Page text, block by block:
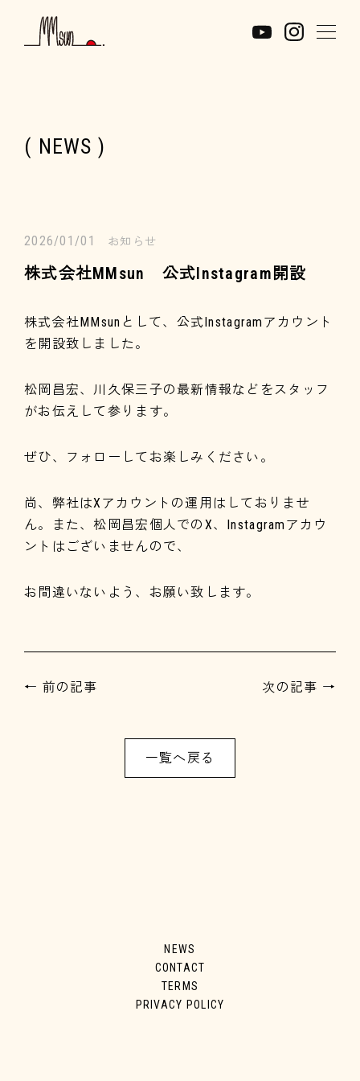
( NEWS )
2026/01/01 お知らせ
株式会社MMsun 公式Instagram開設
株式会社MMsunとして、公式Instagramアカウント
を開設致しました。
松岡昌宏、川久保三子の最新情報などをスタッフ
がお伝えして参ります。
ぜひ、フォローしてお楽しみください。
尚、弊社はXアカウントの運用はしておりませ
ん。また、松岡昌宏個人でのX、Instagramアカウ
ントはございませんので、
お間違いないよう、お願い致します。
← 前の記事 次の記事 →
一覧へ戻る
NEWS
CONTACT
TERMS
PRIVACY POLICY